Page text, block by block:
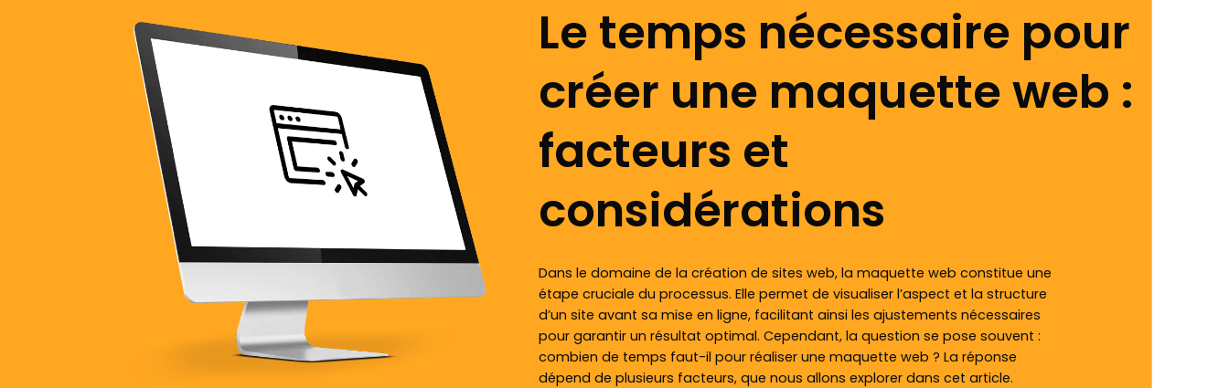
Le temps nécessaire pour
créer une maquette web :
facteurs et
considérations
Dans le domaine de la création de sites web, la maquette web constitue une
étape cruciale du processus. Elle permet de visualiser l’aspect et la structure
d’un site avant sa mise en ligne, facilitant ainsi les ajustements nécessaires
pour garantir un résultat optimal. Cependant, la question se pose souvent :
combien de temps faut-il pour réaliser une maquette web ? La réponse
dépend de plusieurs facteurs, que nous allons explorer dans cet article.